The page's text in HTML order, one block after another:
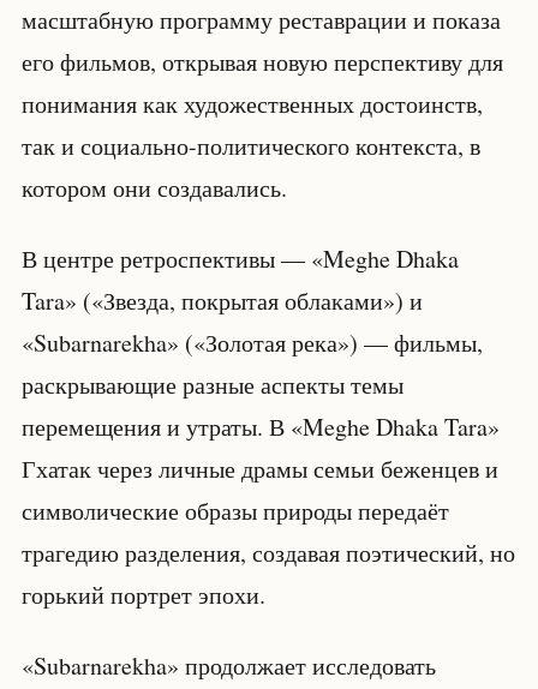
масштабную программу реставрации и показа
его фильмов, открывая новую перспективу для
понимания как художественных достоинств,
так и социально-политического контекста, в
котором они создавались.
В центре ретроспективы — «Meghe Dhaka
Tara» («Звезда, покрытая облаками») и
«Subarnarekha» («Золотая река») — фильмы,
раскрывающие разные аспекты темы
перемещения и утраты. В «Meghe Dhaka Tara»
Гхатак через личные драмы семьи беженцев и
символические образы природы передаёт
трагедию разделения, создавая поэтический, но
горький портрет эпохи.
«Subarnarekha» продолжает исследовать